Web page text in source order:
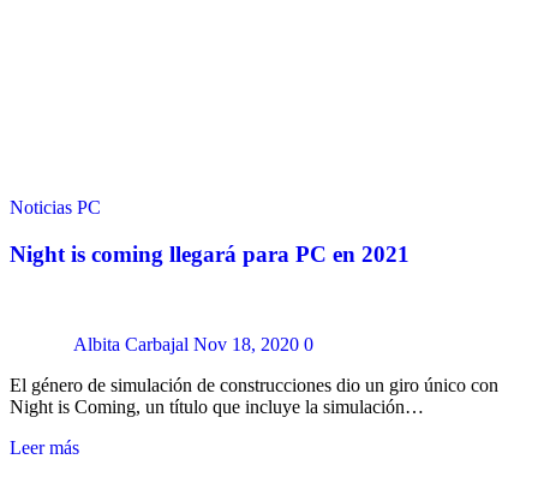
Noticias PC
Night is coming llegará para PC en 2021
Albita Carbajal Nov 18, 2020 0
El género de simulación de construcciones dio un giro único con
Night is Coming, un título que incluye la simulación…
Leer más